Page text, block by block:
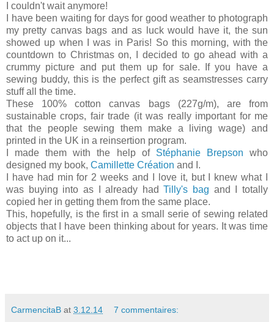
I couldn't wait anymore!
I have been waiting for days for good weather to photograph
my pretty canvas bags and as luck would have it, the sun
showed up when I was in Paris! So this morning, with the
countdown to Christmas on, I decided to go ahead with a
crummy picture and put them up for sale. If you have a
sewing buddy, this is the perfect gift as seamstresses carry
stuff all the time.
These 100% cotton canvas bags (227g/m), are from
sustainable crops, fair trade (it was really important for me
that the people sewing them make a living wage) and
printed in the UK in a reinsertion program.
I made them with the help of Stéphanie Brepson who
designed my book, Camillette Création and I.
I have had min for 2 weeks and I love it, but I knew what I
was buying into as I already hadTilly's bag and I totally
copied her in getting them from the same place.
This, hopefully, is the first in a small serie of sewing related
objects that I have been thinking about for years. It was time
to act up on it...
CarmencitaB at 3.12.14 7 commentaires: